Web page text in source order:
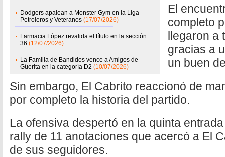
Dodgers apalean a Monster Gym en la Liga
Petroleros y Veteranos (17/07/2026)
Farmacia López revalida el título en la sección
36 (12/07/2026)
La Familia de Bandidos vence a Amigos de
Güerita en la categoría D2 (10/07/2026)
El
completo
llegaron a
gracias a
un buen
Sin embargo, El Cabrito reaccionó de
por completo la historia del partido.
La ofensiva despertó en la quinta
rally de 11 anotaciones que acercó a El
de sus seguidores.